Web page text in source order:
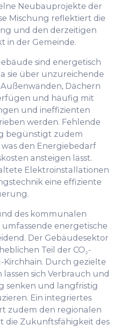
Neubauprojekte der
Mischung reflektiert die
und den derzeitigen
in der Gemeinde.
sind energetisch
sie über unzureichende
Dächern
und häufig mit
und ineffizienten
werden. Fehlende
begünstigt zudem
den Energiebedarf
ansteigen lässt.
Elektroinstallationen
eine effiziente
des kommunalen
energetische
Der Gebäudesektor
Teil der CO₂-
Kirchhain. Durch gezielte
sich Verbrauch und
senken und langfristig
Ein integriertes
zudem den regionalen
die Zukunftsfähigkeit des